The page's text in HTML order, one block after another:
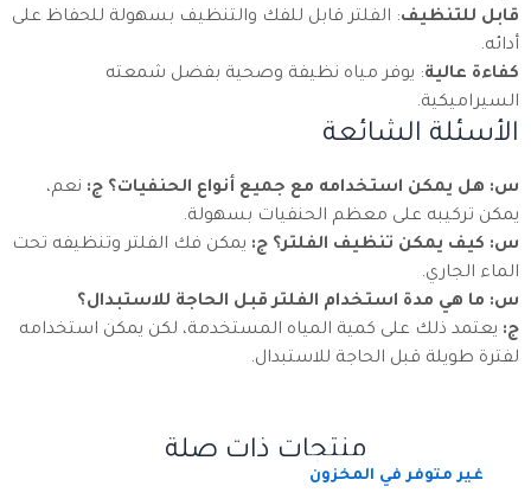
قابل للتنظيف: الفلتر قابل للفك والتنظيف بسهولة للحفاظ على
أدائه.
كفاءة عالية: يوفر مياه نظيفة وصحية بفضل شمعته
السيراميكية.
الأسئلة الشائعة
س: هل يمكن استخدامه مع جميع أنواع الحنفيات؟ ج: نعم،
يمكن تركيبه على معظم الحنفيات بسهولة.
س: كيف يمكن تنظيف الفلتر؟ ج: يمكن فك الفلتر وتنظيفه تحت
الماء الجاري.
س: ما هي مدة استخدام الفلتر قبل الحاجة للاستبدال؟
ج: يعتمد ذلك على كمية المياه المستخدمة، لكن يمكن استخدامه
لفترة طويلة قبل الحاجة للاستبدال.
منتجات ذات صلة
غير متوفر في المخزون